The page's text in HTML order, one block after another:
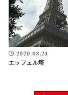
2020.08.24
エッフェル塔